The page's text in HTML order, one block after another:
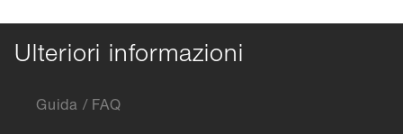
Ulteriori informazioni
Guida / FAQ